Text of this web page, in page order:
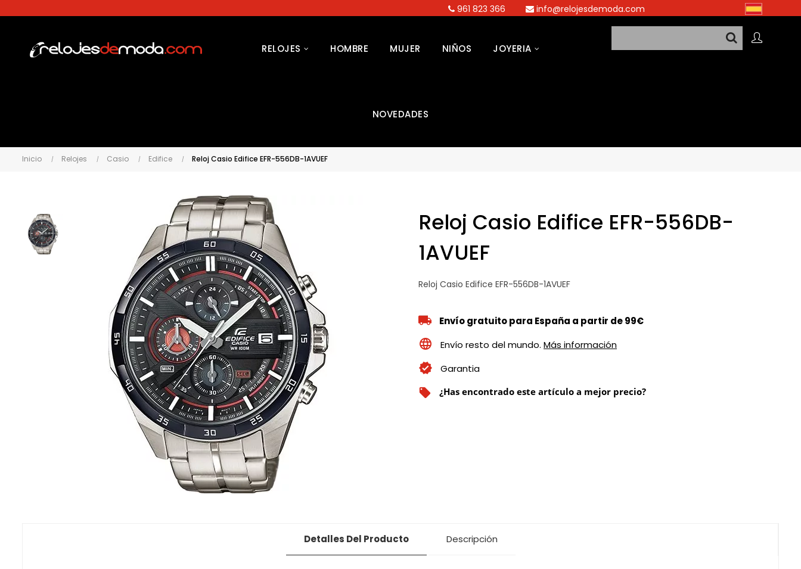
961 823 366 info@relojesdemoda.com
RELOJES HOMBRE MUJER NIÑOS JOYERIA
NOVEDADES
Inicio Relojes Casio Edifice Reloj Casio Edifice EFR-556DB-1AVUEF
Reloj Casio Edifice EFR-556DB-
1AVUEF
Reloj Casio Edifice EFR-556DB-1AVUEF
Envío gratuito para España a partir de 99€
Envío resto del mundo. Más información
Garantia
local_offer ¿Has encontrado este artículo a mejor precio?
Detalles Del Producto Descripción